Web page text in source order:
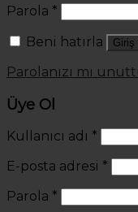
Parola *
Beni hatırla
Giriş
Parolanızı mı
Üye Ol
Kullanıcı adı *
E-posta adresi *
Parola *